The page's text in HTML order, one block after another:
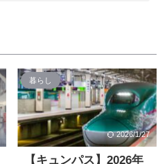
暮らし
2026/1/27
【キュンパス】2026年